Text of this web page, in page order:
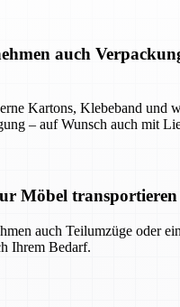
auch
Kartons, Klebeband und
– auf Wunsch auch mit
Möbel transportieren
auch Teilumzüge oder
Ihrem Bedarf.